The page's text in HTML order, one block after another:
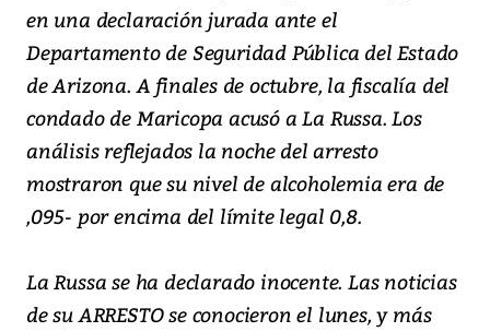
en una declaración jurada ante el
Departamento de Seguridad Pública del Estado
de Arizona. A finales de octubre, la fiscalía del
condado de Maricopa acusó a La Russa. Los
análisis reflejados la noche del arresto
mostraron que su nivel de alcoholemia era de
,095- por encima del límite legal 0,8.
La Russa se ha declarado inocente. Las noticias
de su ARRESTO se conocieron el lunes, y más